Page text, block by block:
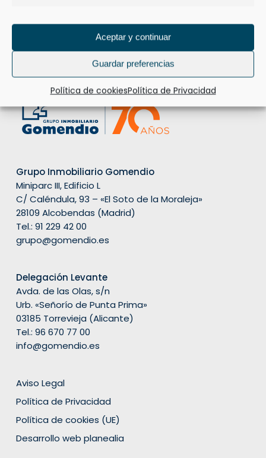
Aceptar y continuar
Guardar preferencias
Política de cookiesPolítica de Privacidad
Grupo Inmobiliario Gomendio
Miniparc III, Edificio L
C/ Caléndula, 93 – «El Soto de la Moraleja»
28109 Alcobendas (Madrid)
Tel.: 91 229 42 00
grupo@gomendio.es
Delegación Levante
Avda. de las Olas, s/n
Urb. «Señorío de Punta Prima»
03185 Torrevieja (Alicante)
Tel.: 96 670 77 00
info@gomendio.es
Aviso Legal
Política de Privacidad
Política de cookies (UE)
Desarrollo web planealia